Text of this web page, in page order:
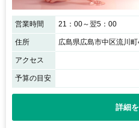
営業時間 21：00～翌5：00
住所 広島県広島市中区流川
アクセス
予算の目安
詳細